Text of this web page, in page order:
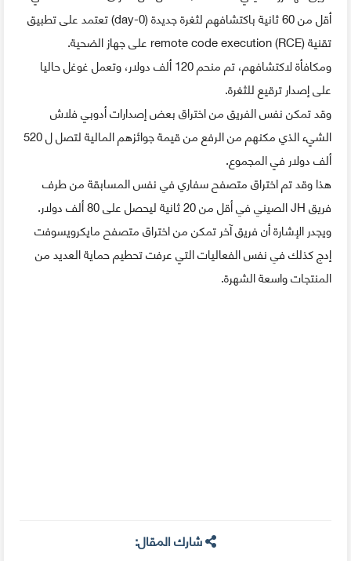
أقل من 60 ثانية باكتشافهم لثغرة جديدة (0-day) تعتمد على تطبيق
تقنية (remote code execution (RCE على جهاز الضحية.
ومكافأة لاكتشافهم، تم منحم 120 ألف دولار، وتعمل غوغل حاليا
على إصدار ترقيع للثغرة.
وقد تمكن نفس الفريق من اختراق بعض إصدارات أدوبي فلاش
الشيء الذي مكنهم من الرفع من قيمة جوائزهم المالية لتصل ل 520
ألف دولار في المجموع.
هذا وقد تم اختراق متصفح سفاري في نفس المسابقة من طرف
فريقJH الصيني في أقل من 20 ثانية ليحصل
على 80 ألف دولار.
ويجدر الإشارة أن فريق آخر تمكن من اختراق متصفح مايكرويسوفت
إدج كذلك في نفس الفعاليات التي عرفت تحطيم حماية العديد من
المنتجات واسعة الشهرة.
شارك المقال: